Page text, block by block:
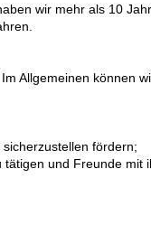
wir mehr als 10
Allgemeinen können
fördern;
und Freunde mit